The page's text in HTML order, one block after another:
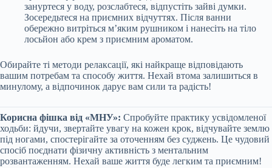
зануртеся у воду, розслабтеся, відпустіть зайві думки.
Зосередьтеся на приємних відчуттях. Після ванни
обережно витріться м’яким рушником і нанесіть на тіло
лосьйон або крем з приємним ароматом.
Обирайте ті методи релаксації, які найкраще відповідають
вашим потребам та способу життя. Нехай втома залишиться в
минулому, а відпочинок дарує вам сили та радість!
Корисна фішка від «МНУ»: Спробуйте практику усвідомленої
ходьби: йдучи, звертайте увагу на кожен крок, відчувайте землю
під ногами, спостерігайте за оточенням без суджень. Це чудовий
спосіб поєднати фізичну активність з ментальним
розвантаженням. Нехай ваше життя буде легким та приємним!